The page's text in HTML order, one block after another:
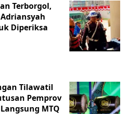
Terborgol,
Adriansyah
Diperiksa
Tilawatil
Pemprov
MTQ